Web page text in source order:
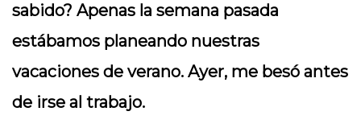
sabido? Apenas la semana pasada
estábamos planeando nuestras
vacaciones de verano. Ayer, me besó antes
de irse al trabajo.